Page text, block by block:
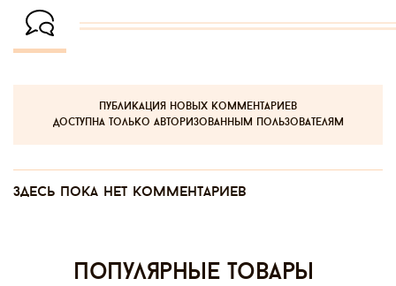
публикация новых комментариев
доступна только авторизованным пользователям
Здесь пока нет комментариев
Популярные товары